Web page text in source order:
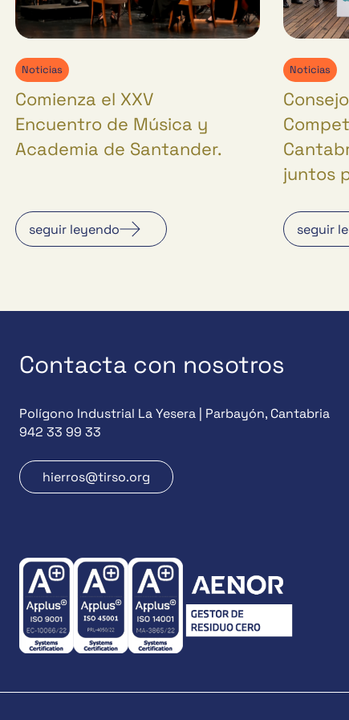
Noticias
Comienza el XXV
Encuentro de Música y
Academia de Santander.
seguir leyendo
Noticias
juntos
seguir
Contacta con nosotros
Polígono Industrial La Yesera | Parbayón, Cantabria
942 33 99 33
hierros@tirso.org